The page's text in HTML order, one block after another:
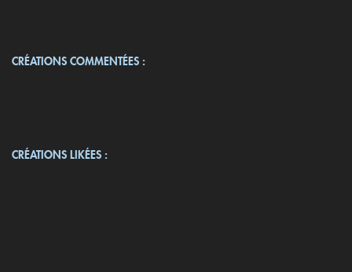
CRÉATIONS COMMENTÉES :
CRÉATIONS LIKÉES :